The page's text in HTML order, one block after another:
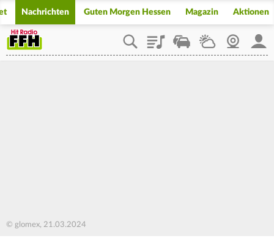
Nachrichten Guten Morgen Hessen Magazin Aktionen
PlaylistStaupilotWetterWebcam
© glomex, 21.03.2024